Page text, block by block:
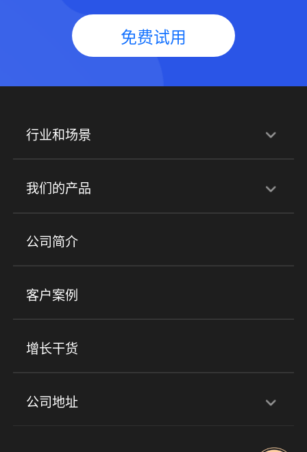
免费试用
行业和场景
行业解决方案
培训机构 职业技能培训 兴趣培训
金融行业
心理机构
我们的产品
产品
小程序商城 ERP 企微SCRM
社群圈子
公司简介
客户案例
增长干货
公司地址